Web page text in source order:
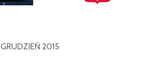
GRUDZIEŃ 2015